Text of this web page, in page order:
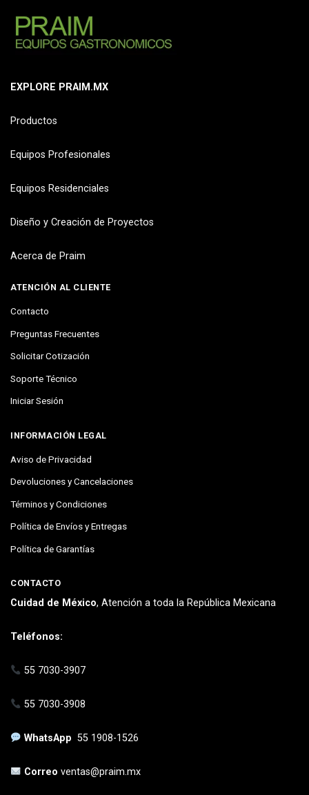
EXPLORE PRAIM.MX
Productos
Equipos Profesionales
Equipos Residenciales
Diseño y Creación de Proyectos
Acerca de Praim
ATENCIÓN AL CLIENTE
Contacto
Preguntas Frecuentes
Solicitar Cotización
Soporte Técnico
Iniciar Sesión
INFORMACIÓN LEGAL
Aviso de Privacidad
Devoluciones y Cancelaciones
Términos y Condiciones
Política de Envíos y Entregas
Política de Garantías
CONTACTO
Cuidad de México, Atención a toda la República Mexicana
Teléfonos:
55 7030-3907
55 7030-3908
WhatsApp55 1908-1526
Correoventas@praim.mx